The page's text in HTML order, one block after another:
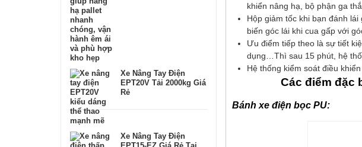
khiển nâng hạ, bộ phận ga
Hộp giảm tốc khi bạn đánh
biến góc lái khi cua gấp với
Ưu điểm tiếp theo là sự tiết
dụng…Thì sau 15 phút, hệ
Hệ thống kiểm soát điều
Các điểm đặc
Bánh xe điện bọc PU:
Xe Nâng Tay Điện
EPT20V Tải 2000kg Giá
Rẻ
Xe Nâng Tay Điện